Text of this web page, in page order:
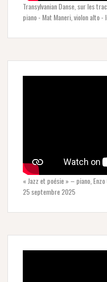
Transylvanian Danse, sur les
piano - Mat Maneri, violon alto -
« Jazz et poésie » – piano,
25 septembre 2025